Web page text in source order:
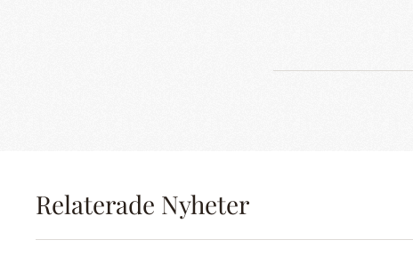
Relaterade Nyheter